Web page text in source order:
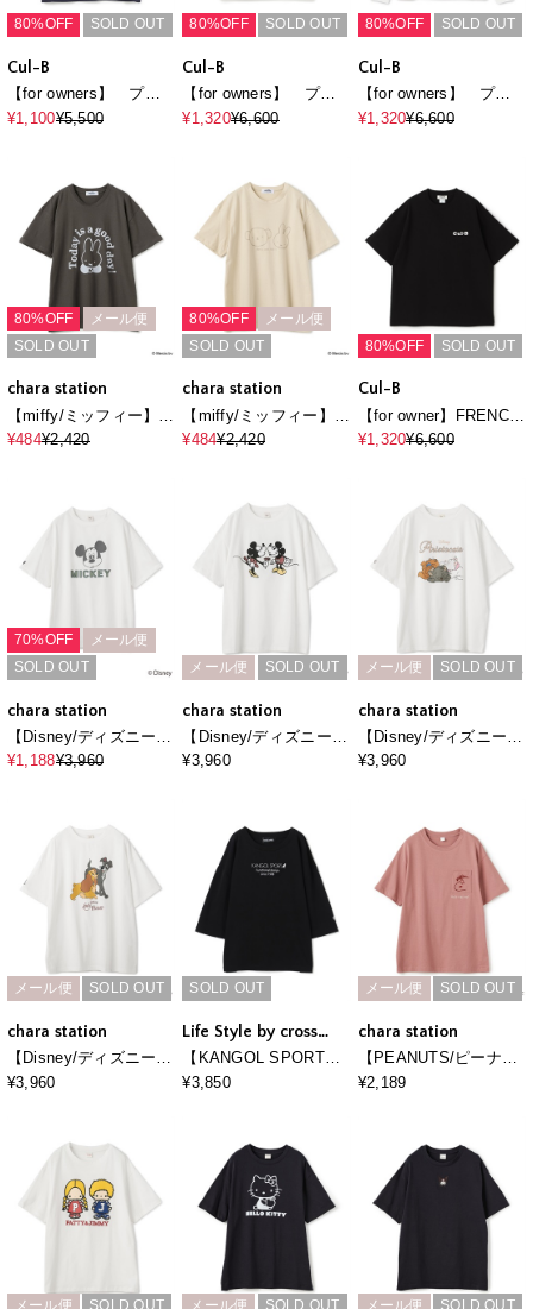
80%OFF SOLD OUT
Cul-B
【for owners】 プリ
ントTシャツ（no
¥1,100¥5,500
80%OFF SOLD OUT
Cul-B
【for owners】 プリ
ントTシャツ（BUHI
¥1,320¥6,600
80%OFF SOLD OUT
Cul-B
【for owners】 プリ
ントTシャツ
¥1,320¥6,600
80%OFF
メール便
SOLD OUT
chara station
【miffy/ミッフィー】英
字プリント半袖Tシャツ
¥484¥2,420
80%OFF
メール便
SOLD OUT
chara station
【miffy/ミッフィー】ミ
ッフィーandボリスフロ
¥484¥2,420
80%OFF SOLD OUT
Cul-B
【for owner】FRENCH
SPORTS TEE Cul-B/
¥1,320¥6,600
70%OFF
メール便
SOLD OUT
chara station
【Disney/ディズニー】
ミッキーマウスフェイ
¥1,188¥3,960
メール便 SOLD OUT
chara station
【Disney/ディズニー】
ミッキー＆ミニープリ
¥3,960
メール便 SOLD OUT
chara station
【Disney/ディズニー】
おしゃれキャット・マ
半袖Tシャツ（The
Aristocats）
¥3,960
メール便 SOLD OUT
chara station
【Disney/ディズニー】
わんわん物語レディ＆
TRAMP
¥3,960
SOLD OUT
Life Style by cross
marche
【KANGOL SPORT】7
分袖ロゴTシャツ
¥3,850
メール便 SOLD OUT
chara station
【PEANUTS/ピーナッ
ツ】SNOOPY/スヌー
¥2,189
メール便 SOLD OUT メール便 SOLD OUT メール便 SOLD OUT